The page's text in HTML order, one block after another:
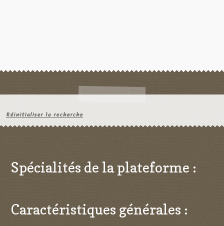
Réinitialiser la recherche
Spécialités de la plateforme :
Caractéristiques générales :